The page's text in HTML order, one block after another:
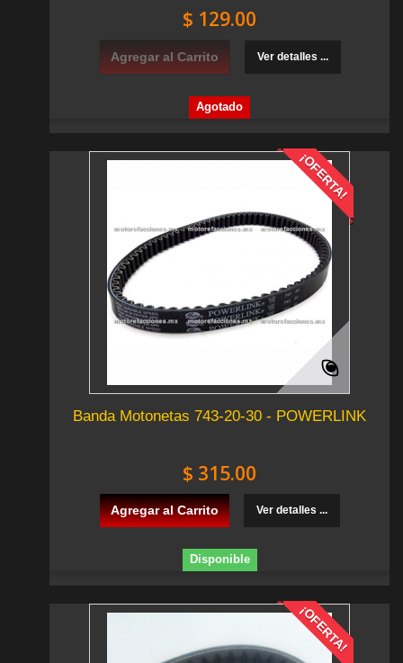
$ 129.00
Agregar al Carrito Ver detalles ...
Agotado
¡OFERTA!
Banda Motonetas 743-20-30 - POWERLINK
$ 315.00
Agregar al Carrito Ver detalles ...
Disponible
¡OFERTA!